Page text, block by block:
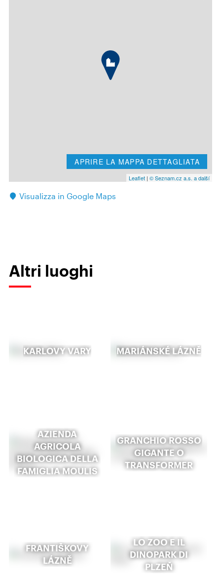
APRIRE LA MAPPA DETTAGLIATA
Leaflet | © Seznam.cz a.s. a další
Visualizza in Google Maps
Altri luoghi
KARLOVY VARY MARIÁNSKÉ LÁZNĚ
AZIENDA
AGRICOLA
BIOLOGICA DELLA
FAMIGLIA MOULIS
GRANCHIO ROSSO
GIGANTE O
TRANSFORMER
FRANTIŠKOVY
LÁZNĚ
LO ZOO E IL
DINOPARK DI
PLZEŇ